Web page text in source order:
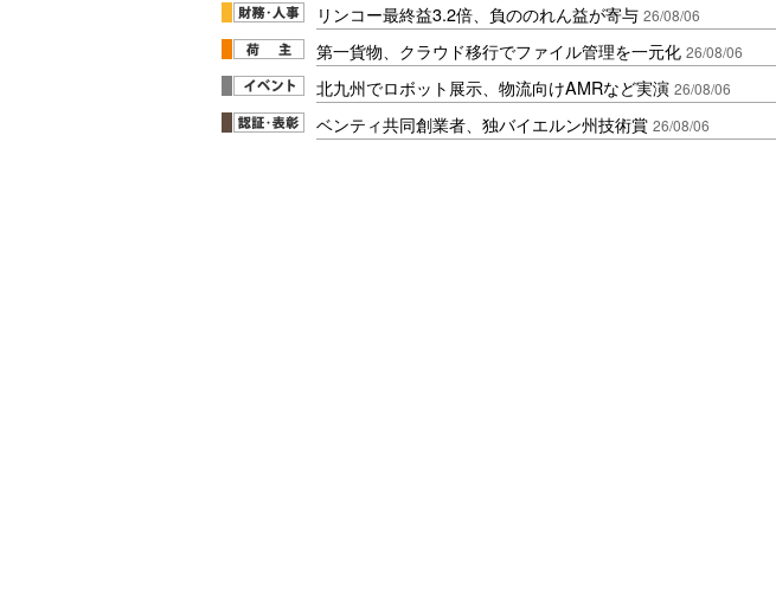
リンコー最終益3.2倍、負ののれん益が寄与 26/08/06
第一貨物、クラウド移行でファイル管理を一元化 26/08/06
北九州でロボット展示、物流向けAMRなど実演 26/08/06
ベンティ共同創業者、独バイエルン州技術賞 26/08/06